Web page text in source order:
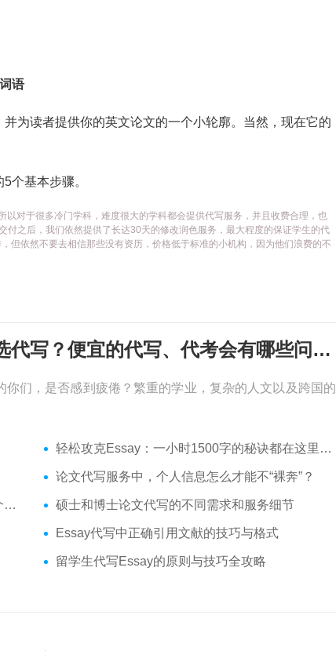
语
为读者提供你的英文论文的一个小轮廓。当然，现在它的
个基本步骤。
对于很多冷门学科，难度很大的学科都会提供代写服务，并且收费合理，也
付之后，我们依然提供了长达30天的修改润色服务，最大程度的保证学生的代
但依然不要去相信那些没有资历，价格低于标准的小机构，因为他们浪费的不
考试周，作业季又来了，该如何选代写？便宜的代写、代考会有哪些问题？
们，是否感到疲倦？繁重的学业，复杂的人文以及跨国的
轻松攻克Essay：一小时1500字的秘诀都在这里了！
论文代写服务中，个人信息怎么才能不“裸奔”？
硕士和博士论文代写的不同需求和服务细节
Essay代写中正确引用文献的技巧与格式
留学生代写Essay的原则与技巧全攻略